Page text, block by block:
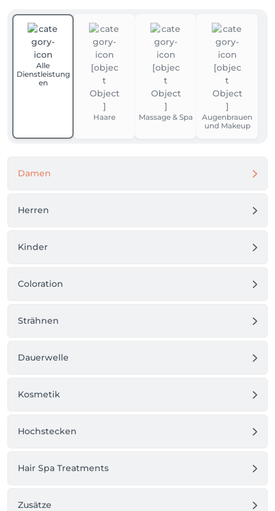
La Biosthétique ist es unser Bestreben, Sie auf
höchstem Niveau zu verwöhnen. Durch unsere
vielen Stammkunden herrscht bei uns im Salon stets
eine freundschaftliche und familiäre Atmosphäre.
Alle
Dienstleistung
en
Haare Massage & Spa
Augenbrauen
und Makeup
Damen
Herren
Kinder
Coloration
Strähnen
Dauerwelle
Kosmetik
Hochstecken
Hair Spa Treatments
Zusätze